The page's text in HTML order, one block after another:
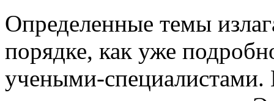
Определенные темы
порядке, как уже
учеными-